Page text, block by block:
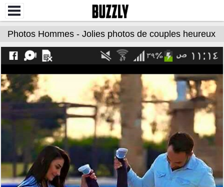
Photos Hommes - Jolies photos de couples heureux